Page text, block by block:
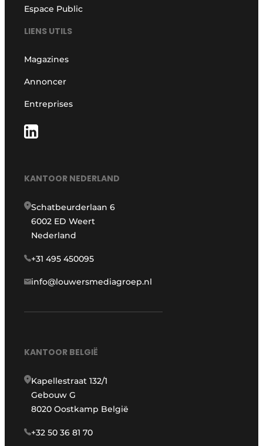
Espace Public
LIENS UTILS
Magazines
Annoncer
Entreprises
KANTOOR NEDERLAND
Schatbeurderlaan 6
6002 ED Weert
Nederland
+31 495 450095
info@louwersmediagroep.nl
KANTOOR BELGIË
Kapellestraat 132/1
Gebouw G
8020 Oostkamp België
+32 50 36 81 70